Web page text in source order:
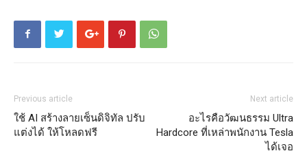
Previous article
ใช้ AI สร้างลายเซ็นดิจิทัล ปรับ
แต่งได้ ให้โหลดฟรี
Next article
อะไรคือวัฒนธรรม Ultra
Hardcore ที่เหล่าพนักงาน Tesla
ได้เจอ